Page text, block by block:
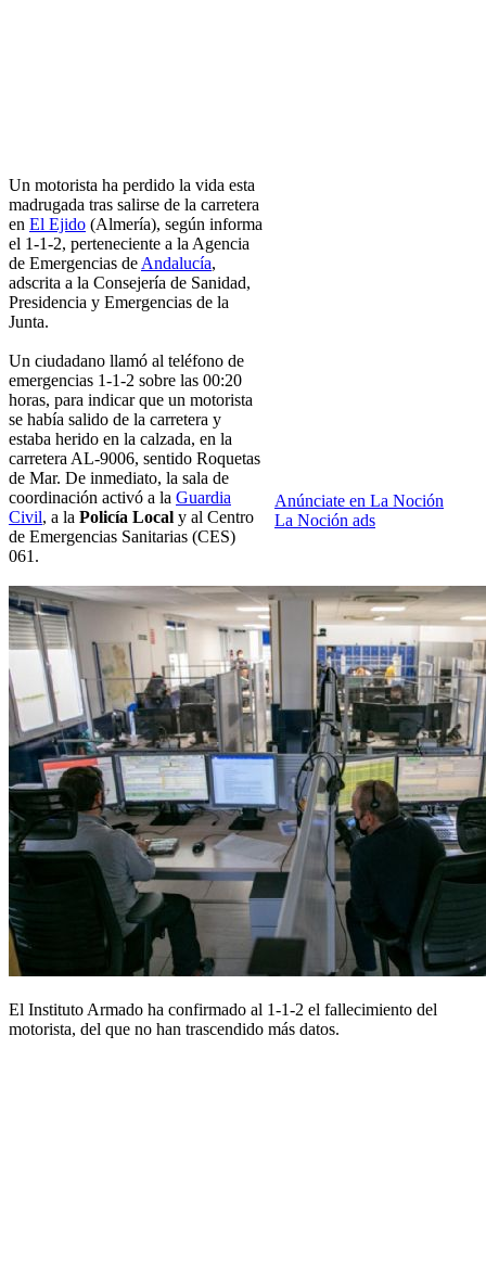
Anúnciate en La Noción
La Noción ads
Un motorista ha perdido la vida esta
madrugada tras salirse de la carretera
en El Ejido (Almería), según informa
el 1-1-2, perteneciente a la Agencia
de Emergencias de Andalucía,
adscrita a la Consejería de Sanidad,
Presidencia y Emergencias de la
Junta.
Un ciudadano llamó al teléfono de
emergencias 1-1-2 sobre las 00:20
horas, para indicar que un motorista
se había salido de la carretera y
estaba herido en la calzada, en la
carretera AL-9006, sentido Roquetas
de Mar. De inmediato, la sala de
coordinación activó a la Guardia
Civil, a la Policía Local y al Centro
de Emergencias Sanitarias (CES)
061.
El Instituto Armado ha confirmado al 1-1-2 el fallecimiento del
motorista, del que no han trascendido más datos.